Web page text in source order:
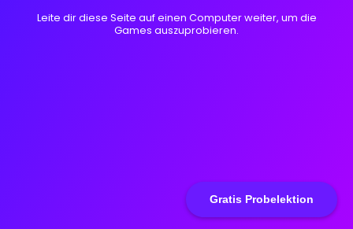
Gratis Probelektion
Leite dir diese Seite auf einen Computer weiter, um die
Games auszuprobieren.